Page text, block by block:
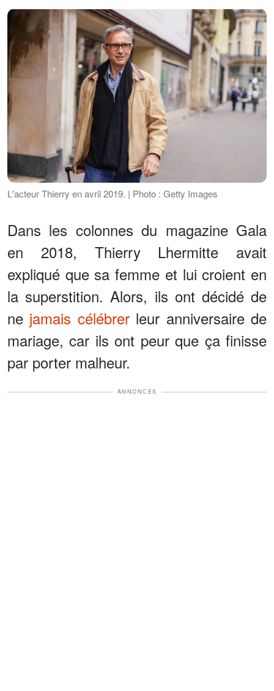
L'acteur Thierry en avril 2019. | Photo : Getty Images
Dans les colonnes du magazine Gala
en 2018, Thierry Lhermitte avait
expliqué que sa femme et lui croient en
la superstition. Alors, ils ont décidé de
ne jamais célébrerleur anniversaire de
mariage, car ils ont peur que ça finisse
par porter malheur.
ANNONCES